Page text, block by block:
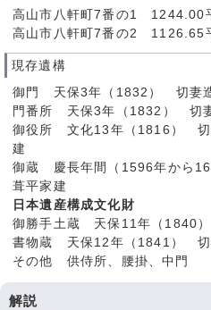
高山市八軒町7番の1 1244.00
高山市八軒町7番の2 1126.65
現存遺構
御門 天保3年（1832） 切妻
門番所 天保3年（1832） 切
御役所 文化13年（1816） 切
建
御蔵 慶長年間（1596年から
葺平家建
日本遺産構成文化財
御勝手土蔵 天保11年（1840
書物蔵 天保12年（1841） 切
その他 供侍所、腰掛、中門
解説